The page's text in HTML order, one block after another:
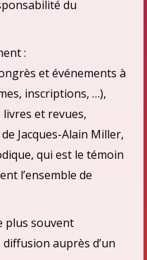
du
:
et événements à
inscriptions, …),
et revues,
Jacques-Alain Miller,
qui est le témoin
l’ensemble de
plus souvent
auprès d’un